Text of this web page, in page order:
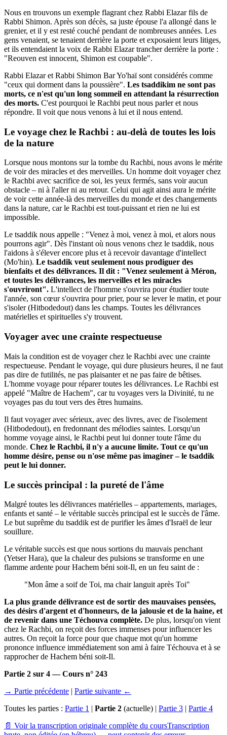
Nous en trouvons un exemple flagrant chez Rabbi Elazar fils de
Rabbi Shimon. Après son décès, sa juste épouse l'a allongé dans le
grenier, et il y est resté couché pendant de nombreuses années. Les
gens venaient, se tenaient derrière la porte et exposaient leurs litiges,
et ils entendaient la voix de Rabbi Elazar trancher derrière la porte :
"Reouven est innocent, Shimon est coupable".
Rabbi Elazar et Rabbi Shimon Bar Yo'haï sont considérés comme
"ceux qui dorment dans la poussière". Les tsaddikim ne sont pas
morts, ce n'est qu'un long sommeil en attendant la résurrection
des morts. C'est pourquoi le Rachbi peut nous parler et nous
répondre. Il voit que nous venons à lui et il nous entend.
Le voyage chez le Rachbi : au-delà de toutes les lois
de la nature
Lorsque nous montons sur la tombe du Rachbi, nous avons le mérite
de voir des miracles et des merveilles. Un homme doit voyager chez
le Rachbi avec sacrifice de soi, les yeux fermés, sans voir aucun
obstacle – ni à l'aller ni au retour. Celui qui agit ainsi aura le mérite
de voir cette année-là des merveilles du monde et des changements
dans la nature, car le Rachbi est tout-puissant et rien ne lui est
impossible.
Le tsaddik nous appelle : "Venez à moi, venez à moi, et alors nous
pourrons agir". Dès l'instant où nous venons chez le tsaddik, nous
l'aidons à s'élever encore plus et à recevoir davantage d'intellect
(Mo'hin). Le tsaddik veut seulement nous prodiguer des
bienfaits et des délivrances. Il dit : "Venez seulement à Méron,
et toutes les délivrances, les merveilles et les miracles
s'ouvriront". L'intellect de l'homme s'ouvrira pour étudier toute
l'année, son cœur s'ouvrira pour prier, pour se lever le matin, et pour
s'isoler (Hitbodedout) dans les champs. Toutes les délivrances
matérielles et spirituelles s'y trouvent.
Voyager avec une crainte respectueuse
Mais la condition est de voyager chez le Rachbi avec une crainte
respectueuse. Pendant le voyage, qui dure plusieurs heures, il ne faut
pas dire de futilités, ne pas plaisanter et ne pas faire de bêtises.
L'homme voyage pour réparer toutes les délivrances. Le Rachbi est
appelé "Maître de Hachem", car tu voyages vers la Divinité, tu ne
voyages pas du tout vers des êtres humains.
Il faut voyager avec sérieux, avec des livres, avec de l'isolement
(Hitbodedout), en fredonnant des mélodies saintes. Lorsqu'un
homme voyage ainsi, le Rachbi peut lui donner toute l'âme du
monde. Chez le Rachbi, il n'y a aucune limite. Tout ce qu'un
homme désire, pense ou n'ose même pas imaginer – le tsaddik
peut le lui donner.
Le succès principal : la pureté de l'âme
Malgré toutes les délivrances matérielles – appartements, mariages,
enfants et santé – le véritable succès principal est le succès de l'âme.
Le but suprême du tsaddik est de purifier les âmes d'Israël de leur
souillure.
Le véritable succès est que nous sortions du mauvais penchant
(Yetser Hara), que la chaleur des pulsions se transforme en une
flamme ardente pour Hachem béni soit-Il, en un feu saint de :
"Mon âme a soif de Toi, ma chair languit après Toi"
La plus grande délivrance est de sortir des mauvaises pensées,
des désirs d'argent et d'honneurs, de la jalousie et de la haine, et
de revenir dans une Téchouva complète. De plus, lorsqu'on vient
chez le Rachbi, on reçoit des forces immenses pour influencer les
autres. On reçoit la force pour que chaque mot qu'un homme
prononce influence immédiatement son ami à faire Téchouva et à se
rapprocher de Hachem béni soit-Il.
Partie 2 sur 4 — Cours n° 243
→ Partie précédente | Partie suivante ←
Toutes les parties : Partie 1 | Partie 2 (actuelle) | Partie 3 | Partie 4
📄 Voir la transcription originale complète du coursTranscription